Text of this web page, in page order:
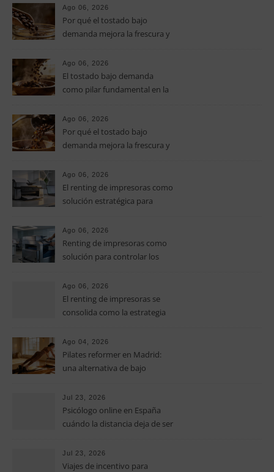
Ago 06, 2026
Por qué el tostado bajo
demanda mejora la frescura y
especialidad
Ago 06, 2026
El tostado bajo demanda
como pilar fundamental en la
Ago 06, 2026
Por qué el tostado bajo
demanda mejora la frescura y
especialidad
Ago 06, 2026
El renting de impresoras como
solución estratégica para
pymes
Ago 06, 2026
Renting de impresoras como
solución para controlar los
pymes
Ago 06, 2026
El renting de impresoras se
consolida como la estrategia
operativos en las pequeñas y
medianas empresas
Ago 04, 2026
Pilates reformer en Madrid:
una alternativa de bajo
fuerza y movilidad
Jul 23, 2026
Psicólogo online en España
cuándo la distancia deja de ser
terapia
Jul 23, 2026
Viajes de incentivo para